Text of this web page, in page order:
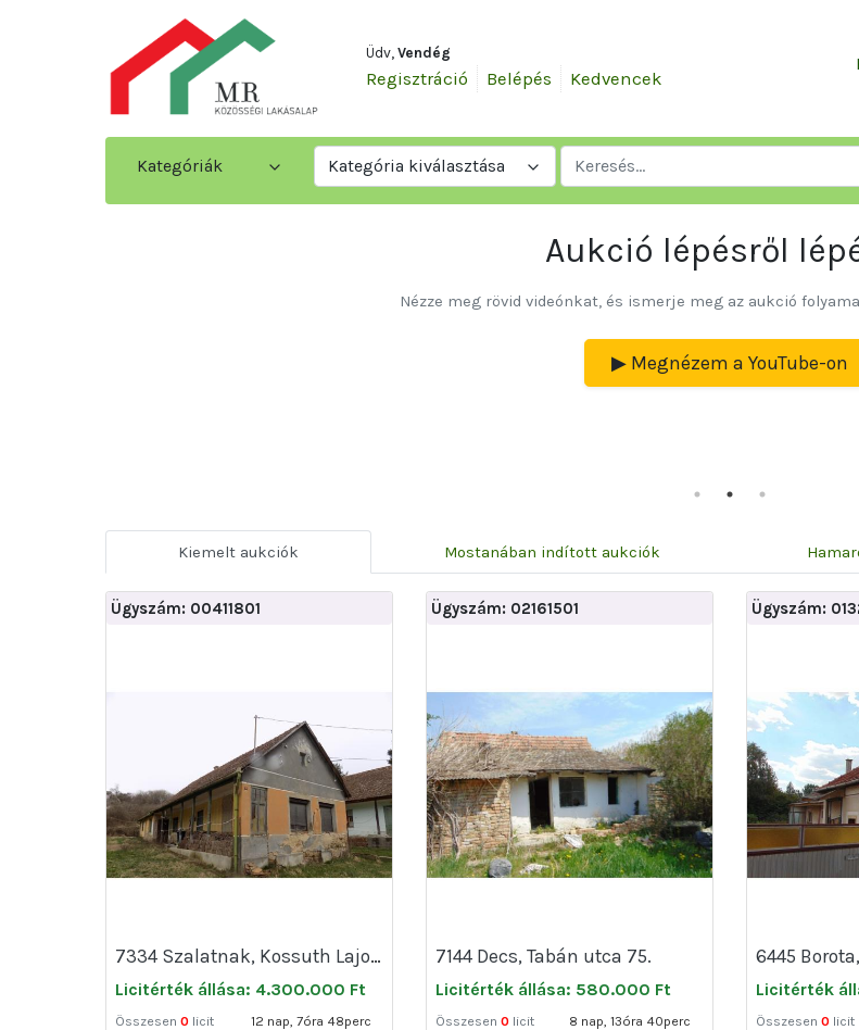
Üdv, Vendég
Regisztráció Belépés Kedvencek
Kategóriák Kategória kiválasztása
Új meghirdetések a hamarosan induló aukciók
Köröstarcsa, Mezőberény,
Kiemelt aukciók Mostanában indított aukciók
Ügyszám: 00411801
7334 Szalatnak, Kossuth Lajos utca 25.
Licitérték állása: 4.300.000 Ft
Összesen 0 licit
12 nap, 7óra 48perc
Ügyszám: 02161501
7144 Decs, Tabán utca 75.
Licitérték állása: 580.000 Ft
Összesen 0 licit
8 nap, 13óra 40perc
Ügyszám:
Licitérték
Összesen 0 licit